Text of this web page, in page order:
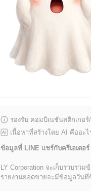
รองรับ คอมบิเนชันสติกเกอร์
เนื้อหาที่สร้างโดย AI คืออะไ
ข้อมูลที่ LINE แชร์กับครีเอเตอร์
LY Corporation จะเก็บรวบรว
รายงานยอดขายจะมีข้อมูลวัน